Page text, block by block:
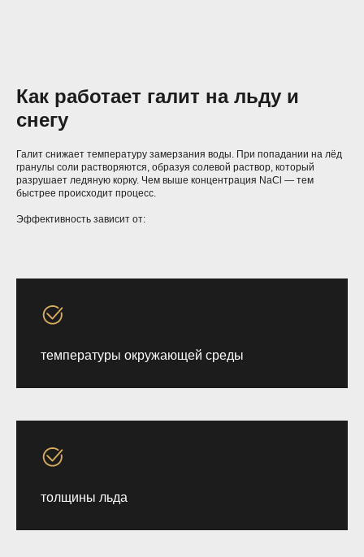
Как работает галит на льду и
снегу
Галит снижает температуру замерзания воды. При попадании на лёд
гранулы соли растворяются, образуя солевой раствор, который
разрушает ледяную корку. Чем выше концентрация NaCl — тем
быстрее происходит процесс.
Эффективность зависит от:
температуры окружающей среды
толщины льда